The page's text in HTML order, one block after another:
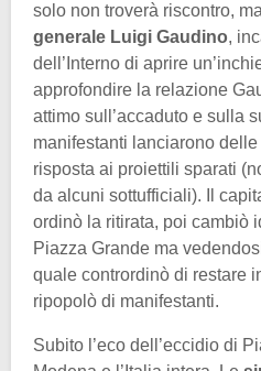
solo non troverà riscontro,
generale Luigi Gaudino,
dell’Interno di aprire
approfondire la relazione
attimo sull’accaduto e sulla
manifestanti lanciarono
risposta ai proiettili sparati
da alcuni sottufficiali). Il
ordinò la ritirata, poi cambiò
Piazza Grande ma
quale contrordinò di restare
ripopolò di manifestanti.
Subito l’eco dell’eccidio di